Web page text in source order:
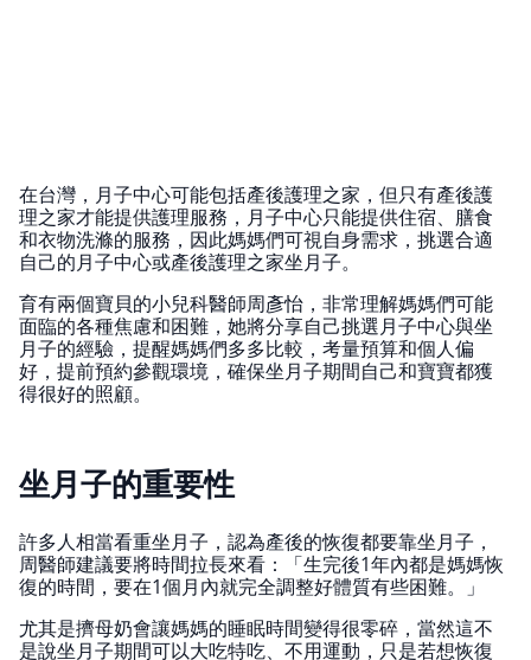
在台灣，月子中心可能包括產後護理之家，但只有產後護
理之家才能提供護理服務，月子中心只能提供住宿、膳食
和衣物洗滌的服務，因此媽媽們可視自身需求，挑選合適
自己的月子中心或產後護理之家坐月子。
育有兩個寶貝的小兒科醫師周彥怡，非常理解媽媽們可能
面臨的各種焦慮和困難，她將分享自己挑選月子中心與坐
月子的經驗，提醒媽媽們多多比較，考量預算和個人偏
好，提前預約參觀環境，確保坐月子期間自己和寶寶都獲
得很好的照顧。
坐月子的重要性
許多人相當看重坐月子，認為產後的恢復都要靠坐月子，
周醫師建議要將時間拉長來看：「生完後1年內都是媽媽恢
復的時間，要在1個月內就完全調整好體質有些困難。」
尤其是擠母奶會讓媽媽的睡眠時間變得很零碎，當然這不
是說坐月子期間可以大吃特吃、不用運動，只是若想恢復